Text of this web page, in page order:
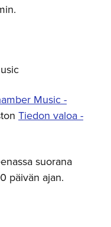
Music -
Tiedon valoa -
suorana
päivän ajan.